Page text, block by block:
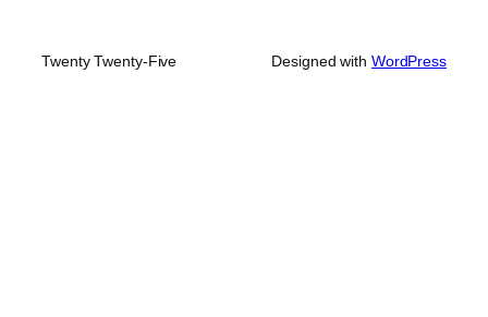
Twenty Twenty-Five Designed with WordPress